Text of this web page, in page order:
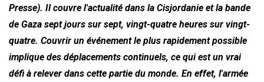
Presse). Il couvre l'actualité dans la Cisjordanie et la bande
de Gaza sept jours sur sept, vingt-quatre heures sur vingt-
quatre. Couvrir un événement le plus rapidement possible
implique des déplacements continuels, ce qui est un vrai
défi à relever dans cette partie du monde. En effet, l'armée